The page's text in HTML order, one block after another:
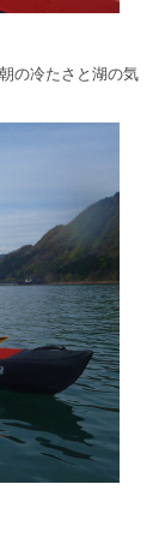
の冷たさと湖の気